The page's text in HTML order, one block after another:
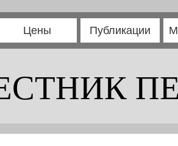
Цены Публикации